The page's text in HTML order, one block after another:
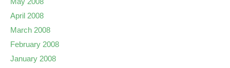
April 2008
March 2008
February 2008
January 2008